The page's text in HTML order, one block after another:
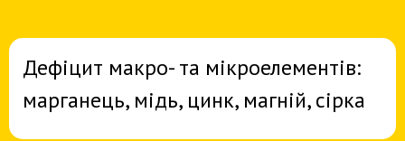
Дефіцит макро- та мікроелементів:
марганець, мідь, цинк, магній, сірка